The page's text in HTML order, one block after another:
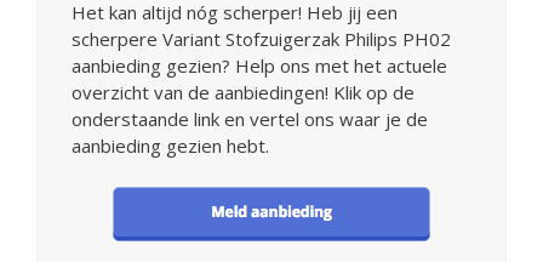
Het kan altijd nóg scherper! Heb jij een
scherpere Variant Stofzuigerzak Philips PH02
aanbieding gezien? Help ons met het actuele
overzicht van de aanbiedingen! Klik op de
onderstaande link en vertel ons waar je de
aanbieding gezien hebt.